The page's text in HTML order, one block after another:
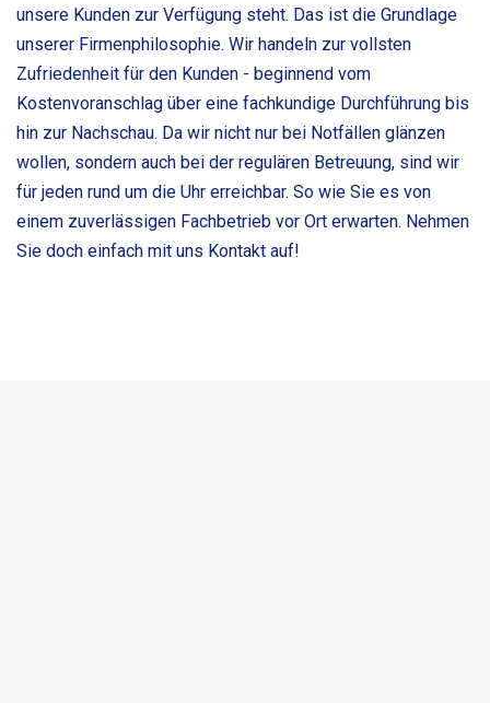
unsere Kunden zur Verfügung steht. Das ist die Grundlage
unserer Firmenphilosophie. Wir handeln zur vollsten
Zufriedenheit für den Kunden - beginnend vom
Kostenvoranschlag über eine fachkundige Durchführung bis
hin zur Nachschau. Da wir nicht nur bei Notfällen glänzen
wollen, sondern auch bei der regulären Betreuung, sind wir
für jeden rund um die Uhr erreichbar. So wie Sie es von
einem zuverlässigen Fachbetrieb vor Ort erwarten. Nehmen
Sie doch einfach mit uns Kontakt auf!